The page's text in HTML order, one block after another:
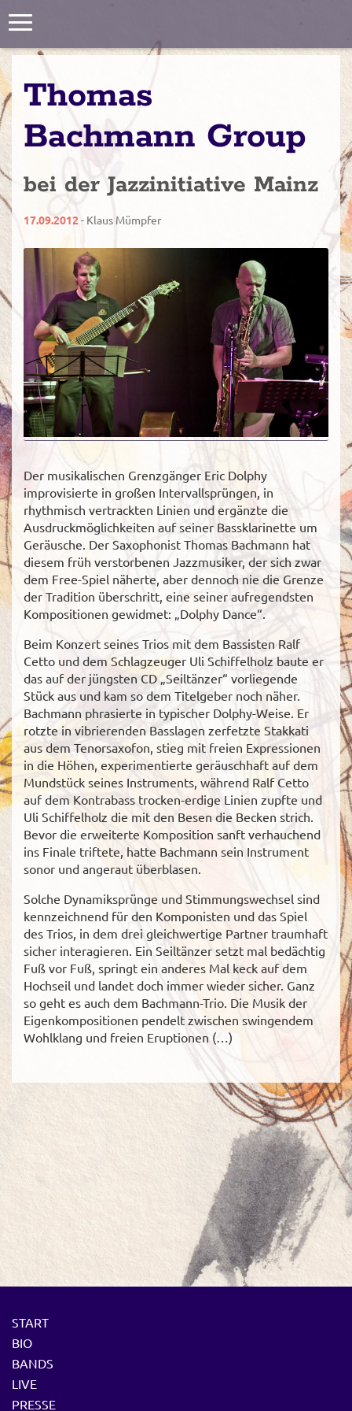
Toggle
Thomas
Bachmann Group
bei der Jazzinitiative Mainz
17.09.2012- Klaus Mümpfer
Der musikalischen Grenzgänger Eric Dolphy
improvisierte in großen Intervallsprüngen, in
rhythmisch vertrackten Linien und ergänzte die
Ausdruckmöglichkeiten auf seiner Bassklarinette um
Geräusche. Der Saxophonist Thomas Bachmann hat
diesem früh verstorbenen Jazzmusiker, der sich zwar
dem Free-Spiel näherte, aber dennoch nie die Grenze
der Tradition überschritt, eine seiner aufregendsten
Kompositionen gewidmet: „Dolphy Dance“.
Beim Konzert seines Trios mit dem Bassisten Ralf
Cetto und dem Schlagzeuger Uli Schiffelholz baute er
das auf der jüngsten CD „Seiltänzer“ vorliegende
Stück aus und kam so dem Titelgeber noch näher.
Bachmann phrasierte in typischer Dolphy-Weise. Er
rotzte in vibrierenden Basslagen zerfetzte Stakkati
aus dem Tenorsaxofon, stieg mit freien Expressionen
in die Höhen, experimentierte geräuschhaft auf dem
Mundstück seines Instruments, während Ralf Cetto
auf dem Kontrabass trocken-erdige Linien zupfte und
Uli Schiffelholz die mit den Besen die Becken strich.
Bevor die erweiterte Komposition sanft verhauchend
ins Finale triftete, hatte Bachmann sein Instrument
sonor und angeraut überblasen.
Solche Dynamiksprünge und Stimmungswechsel sind
kennzeichnend für den Komponisten und das Spiel
des Trios, in dem drei gleichwertige Partner traumhaft
sicher interagieren. Ein Seiltänzer setzt mal bedächtig
Fuß vor Fuß, springt ein anderes Mal keck auf dem
Hochseil und landet doch immer wieder sicher. Ganz
so geht es auch dem Bachmann-Trio. Die Musik der
Eigenkompositionen pendelt zwischen swingendem
Wohlklang und freien Eruptionen (…)
START
BIO
BANDS
LIVE
PRESSE